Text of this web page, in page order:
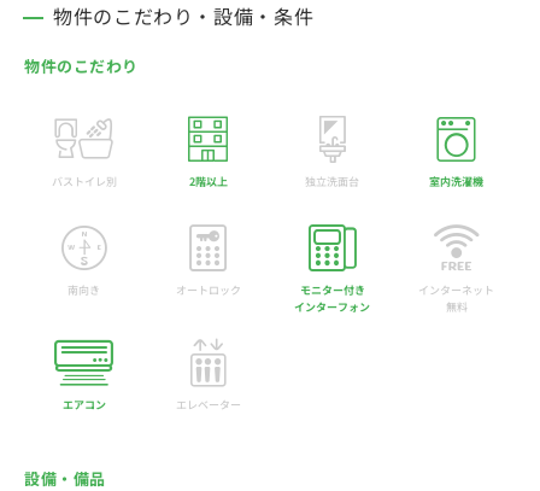
物件のこだわり・設備・条件
物件のこだわり
バストイレ別 2階以上 独立洗面台 室内洗濯機
南向き オートロック
モニター付き
インターフォン
インターネット
無料
エアコン エレベーター
設備・備品